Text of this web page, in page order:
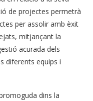
de projectes permetrà
per assolir amb èxit
mitjançant la
acurada dels
diferents equips i
dins la